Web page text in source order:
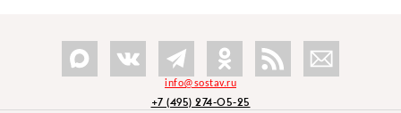
info@sostav.ru
+7 (495) 274-05-25